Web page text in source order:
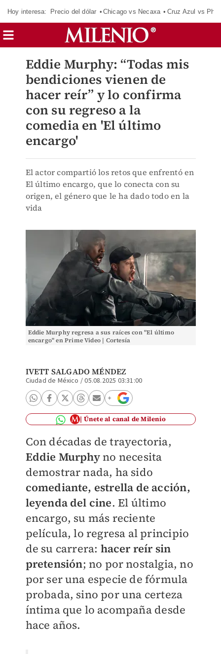
Hoy interesa: Precio del dólar Chicago vs Necaxa Cruz Azul vs
Eddie Murphy: “Todas mis
bendiciones vienen de
hacer reír” y lo confirma
con su regreso a la
comedia en 'El último
encargo'
El actor compartió los retos que enfrentó en
El último encargo, que lo conecta con su
origen, el género que le ha dado todo en la
vida
Eddie Murphy regresa a sus raíces con "El último
encargo" en Prime Video | Cortesía
IVETT SALGADO MÉNDEZ
Ciudad de México /05.08.2025 03:31:00
Únete al canal de Milenio
Con décadas de trayectoria,
Eddie Murphyno necesita
demostrar nada, ha sido
comediante, estrella de acción,
leyenda del cine. El último
encargo, su más reciente
película, lo regresa al principio
de su carrera: hacer reír sin
pretensión; no por nostalgia, no
por ser una especie de fórmula
probada, sino por una certeza
íntima que lo acompaña desde
hace años.